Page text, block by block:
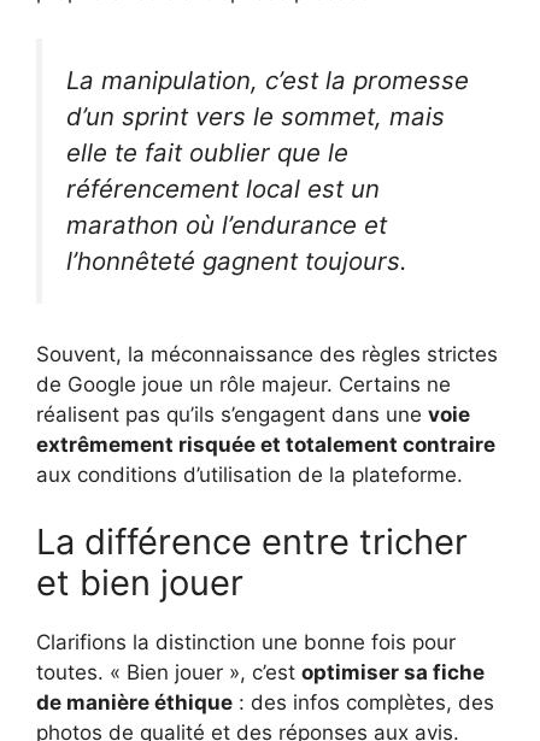
La manipulation, c’est la promesse
d’un sprint vers le sommet, mais
elle te fait oublier que le
référencement local est un
marathon où l’endurance et
l’honnêteté gagnent toujours.
Souvent, la méconnaissance des règles strictes
de Google joue un rôle majeur. Certains ne
réalisent pas qu’ils s’engagent dans une voie
extrêmement risquée et totalement contraire
aux conditions d’utilisation de la plateforme.
La différence entre tricher
et bien jouer
Clarifions la distinction une bonne fois pour
toutes. « Bien jouer », c’est optimiser sa fiche
de manière éthique : des infos complètes, des
photos de qualité et des réponses aux avis.